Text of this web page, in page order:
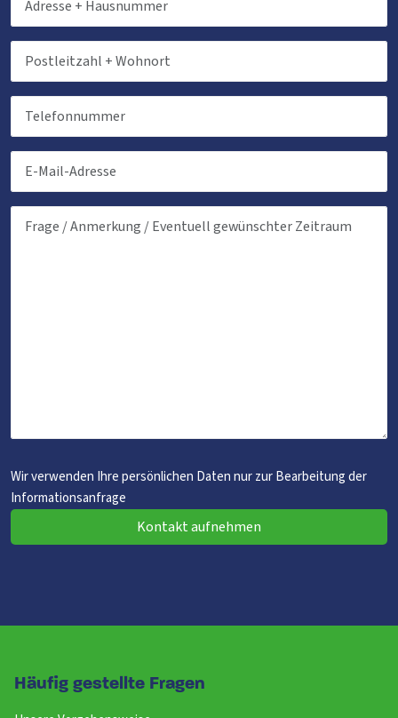
Wir verwenden Ihre persönlichen Daten nur zur Bearbeitung der
Informationsanfrage
Kontakt aufnehmen
Häufig gestellte Fragen